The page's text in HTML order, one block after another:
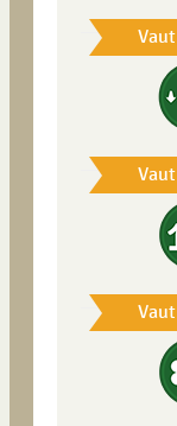
Vaut
Vaut
Vaut